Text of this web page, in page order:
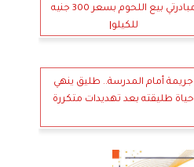
مبادرتي بيع اللحوم بسعر 300 جنيه
للكيلو|
جريمة أمام المدرسة.. طليق ينهي
حياة طليقته بعد تهديدات متكررة